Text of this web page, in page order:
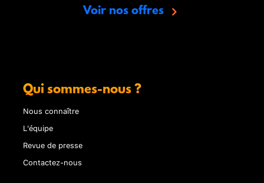
Voir nos offres
Qui sommes-nous ?
Nous connaître
L'équipe
Revue de presse
Contactez-nous